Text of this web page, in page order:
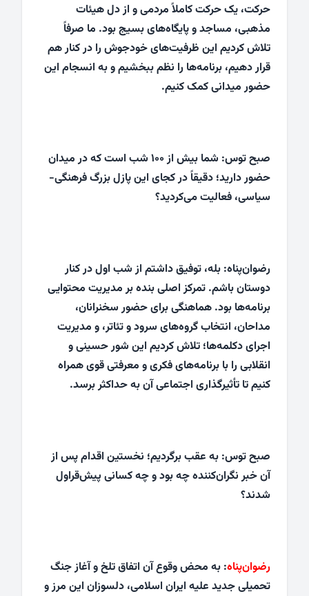
حرکت، یک حرکت کاملاً مردمی و از دل هیئات
مذهبی، مساجد و پایگاه‌های بسیج بود. ما صرفاً
تلاش کردیم این ظرفیت‌های خودجوش را در کنار هم
قرار دهیم، برنامه‌ها را نظم ببخشیم و به انسجام این
حضور میدانی کمک کنیم.
صبح توس: شما بیش از ۱۰۰ شب است که در میدان
حضور دارید؛ دقیقاً در کجای این پازل بزرگ فرهنگی-
سیاسی، فعالیت می‌کردید؟
رضوان‌پناه: بله، توفیق داشتم از شب اول در کنار
دوستان باشم. تمرکز اصلی بنده بر مدیریت محتوایی
برنامه‌ها بود. هماهنگی برای حضور سخنرانان،
مداحان، انتخاب گروه‌های سرود و تئاتر، و مدیریت
اجرای دکلمه‌ها؛ تلاش کردیم این شور حسینی و
انقلابی را با برنامه‌های فکری و معرفتی قوی همراه
کنیم تا تأثیرگذاری اجتماعی آن به حداکثر برسد.
صبح توس: به عقب برگردیم؛ نخستین اقدام پس از
آن خبر نگران‌کننده چه بود و چه کسانی پیش‌قراول
شدند؟
رضوان‌پناه: به محض وقوع آن اتفاق تلخ و آغاز جنگ
تحمیلی جدید علیه ایران اسلامی، دلسوزان این مرز و